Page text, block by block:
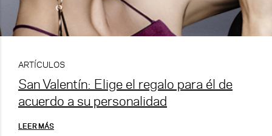
ARTÍCULOS
San Valentín: Elige el regalo para él de
acuerdo a su personalidad
LEER MÁS